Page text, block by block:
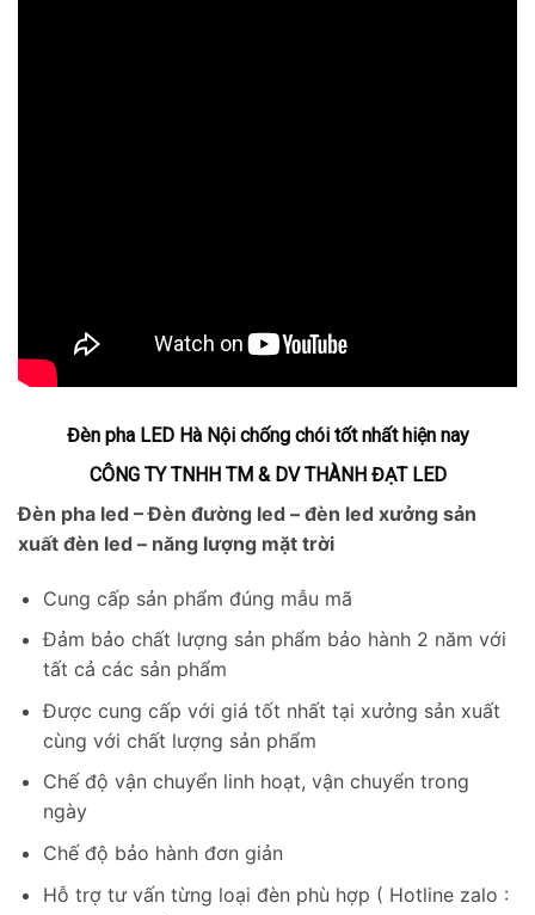
Đèn pha LED Hà Nội chống chói tốt nhất hiện nay
CÔNG TY TNHH TM & DV THÀNH ĐẠT LED
Đèn pha led – Đèn đường led – đèn led xưởng sản
xuất đèn led – năng lượng mặt trời
Cung cấp sản phẩm đúng mẫu mã
Đảm bảo chất lượng sản phẩm bảo hành 2 năm với
tất cả các sản phẩm
Được cung cấp với giá tốt nhất tại xưởng sản xuất
cùng với chất lượng sản phẩm
Chế độ vận chuyển linh hoạt, vận chuyển trong
ngày
Chế độ bảo hành đơn giản
Hỗ trợ tư vấn từng loại đèn phù hợp ( Hotline zalo :